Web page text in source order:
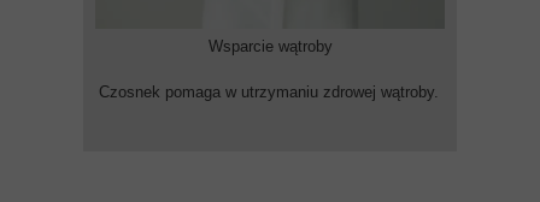
Wsparcie wątroby
Czosnek pomaga w utrzymaniu zdrowej wątroby.